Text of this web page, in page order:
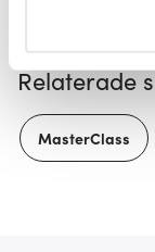
Du kan ändra
Vi använder
ska anpassas
gör också att vi
Relaterade
MasterClass